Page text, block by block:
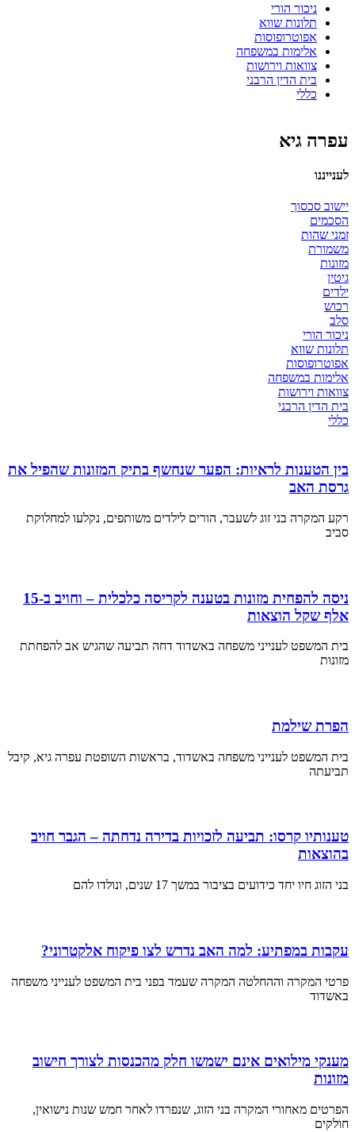
ניכור הורי
תלונות שווא
אפוטרופוסות
אלימות במשפחה
צוואות וירושות
בית הדין הרבני
כללי
עפרה גיא
לענייננו
יישוב סכסוך
הסכמים
זמני שהות
משמורת
מזונות
גיטין
ילדים
רכוש
סלב
ניכור הורי
תלונות שווא
אפוטרופוסות
אלימות במשפחה
צוואות וירושות
בית הדין הרבני
כללי
בין הטענות לראיות: הפער שנחשף בתיק המזונות שהפיל את
גרסת האב
רקע המקרה בני זוג לשעבר, הורים לילדים משותפים, נקלעו למחלוקת
סביב
ניסה להפחית מזונות בטענה לקריסה כלכלית – וחויב ב-15
אלף שקל הוצאות
בית המשפט לענייני משפחה באשדוד דחה תביעה שהגיש אב להפחתת
מזונות
הפרת שילמת
בית המשפט לענייני משפחה באשדוד, בראשות השופטת עפרה גיא, קיבל
תביעתה
טענותיו קרסו: תביעה לזכויות בדירה נדחתה – הגבר חויב
בהוצאות
בני הזוג חיו יחד כידועים בציבור במשך 17 שנים, ונולדו להם
עקבות במפתיע: למה האב נדרש לצו פיקוח אלקטרוני?
פרטי המקרה וההחלטה המקרה שעמד בפני בית המשפט לענייני משפחה
באשדוד
מענקי מילואים אינם ישמשו חלק מהכנסות לצורך חישוב
מזונות
הפרטים מאחורי המקרה בני הזוג, שנפרדו לאחר חמש שנות נישואין,
חולקים